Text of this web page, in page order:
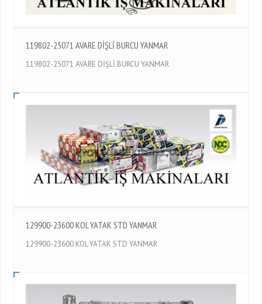
119802-25071 AVARE DİŞLİ BURCU YANMAR
119802-25071 AVARE DİŞLİ BURCU YANMAR
129900-23600 KOL YATAK STD YANMAR
129900-23600 KOL YATAK STD YANMAR